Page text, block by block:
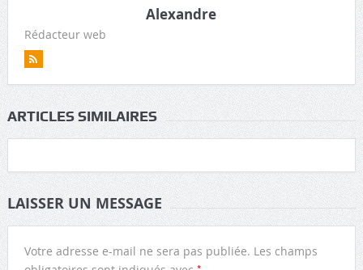
Alexandre
Rédacteur web
ARTICLES SIMILAIRES
LAISSER UN MESSAGE
Votre adresse e-mail ne sera pas publiée. Les champs